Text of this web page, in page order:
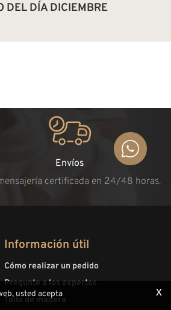
DEL DÍA DICIEMBRE
Envíos
certificada en 24/48 horas.
Información útil
Cómo realizar un pedido
Pregunte a los expertos
Talla de madera
x
usted acepta